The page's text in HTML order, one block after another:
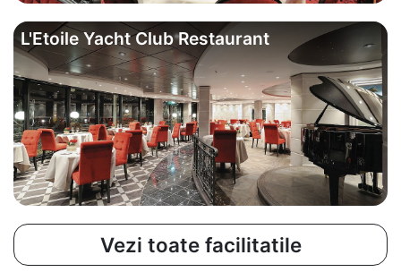
L'Etoile Yacht Club Restaurant
Vezi toate facilitatile